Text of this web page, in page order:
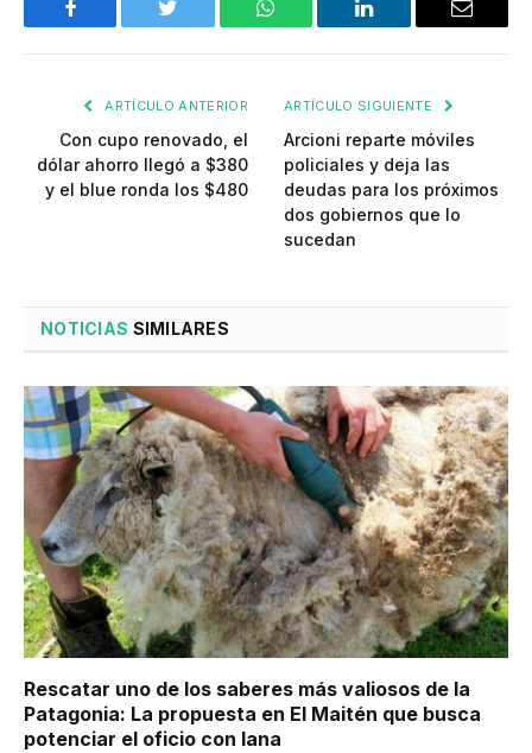
Facebook Twitter WhatsApp LinkedIn Email
ARTÍCULO ANTERIOR
Con cupo renovado, el
dólar ahorro llegó a $380
y el blue ronda los $480
ARTÍCULO SIGUIENTE
Arcioni reparte móviles
policiales y deja las
deudas para los próximos
dos gobiernos que lo
sucedan
NOTICIAS SIMILARES
Rescatar uno de los saberes más valiosos de la
Patagonia: La propuesta en El Maitén que busca
potenciar el oficio con lana